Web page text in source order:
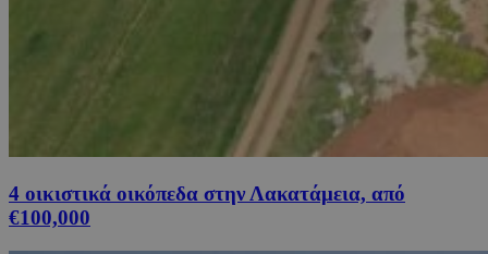
4 οικιστικά οικόπεδα στην Λακατάμεια, από
€100,000